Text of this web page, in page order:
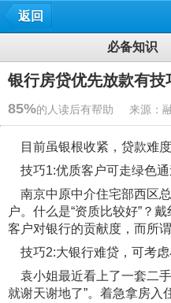
返回
必备知识
银行房贷优先放款有
85%的人读后有帮助 来源：
目前虽银根收紧，贷款难
技巧1:优质客户可走绿色通
南京中原中介住宅部西区
户。什么是“资质比较好”？
客户对银行的贡献度，而所
技巧2:大银行难贷，可考
袁小姐最近看上了一套二
就谢天谢地了”。着急拿房